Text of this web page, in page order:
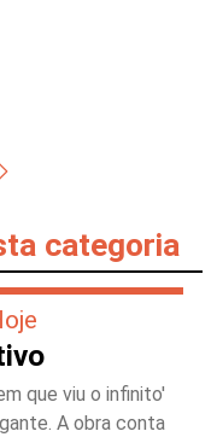
categoria
que viu o infinito'
A obra conta